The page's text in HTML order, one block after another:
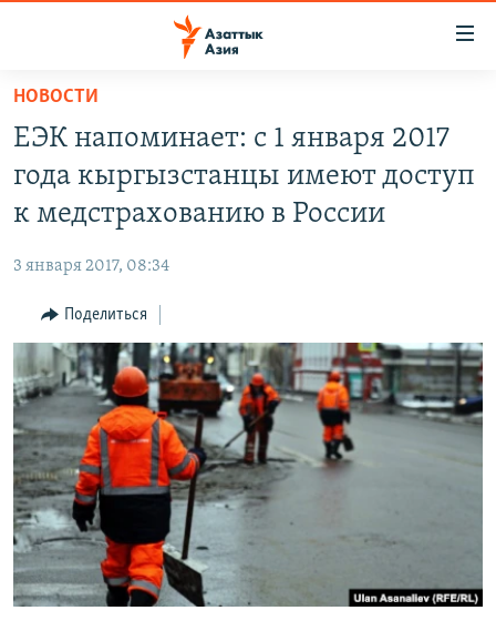
Вернуться
основному
содержанию
главной
навигации
Вернутся
поиску
ТАДЖИКИСТАН
ВОЙНА В УКРАИНЕ
ҚАЗАҚША
КЫРГЫЗЧА
ЎЗБЕКЧА
ТОҶИКӢ
TÜRKMENÇE
Все сайты РСЕ/РС
НОВОСТИ
ЕЭК напоминает: с 1 января 2017
года кыргызстанцы имеют доступ
к медстрахованию в России
3 января 2017, 08:34
Поделиться